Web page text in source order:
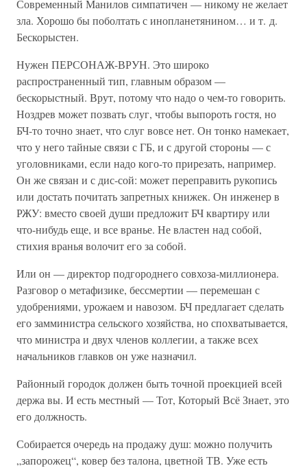
Современный Манилов симпатичен — никому не желает
зла. Хорошо бы поболтать с инопланетянином… и т. д.
Бескорыстен.
Нужен ПЕРСОНАЖ-ВРУН. Это широко
распространенный тип, главным образом —
бескорыстный. Врут, потому что надо о чем-то говорить.
Ноздрев может позвать слуг, чтобы выпороть гостя, но
БЧ-то точно знает, что слуг вовсе нет. Он тонко намекает,
что у него тайные связи с ГБ, и с другой стороны — с
уголовниками, если надо кого-то прирезать, например.
Он же связан и с дис-сой: может переправить рукопись
или достать почитать запретных книжек. Он инженер в
РЖУ: вместо своей души предложит БЧ квартиру или
что-нибудь еще, и все вранье. Не властен над собой,
стихия вранья волочит его за собой.
Или он — директор подгороднего совхоза-миллионера.
Разговор о метафизике, бессмертии — перемешан с
удобрениями, урожаем и навозом. БЧ предлагает сделать
его замминистра сельского хозяйства, но спохватывается,
что министра и двух членов коллегии, а также всех
начальников главков он уже назначил.
Районный городок должен быть точной проекцией всей
держа вы. И есть местный — Тот, Который Всё Знает, это
его должность.
Собирается очередь на продажу душ: можно получить
„запорожец“, ковер без талона, цветной ТВ. Уже есть